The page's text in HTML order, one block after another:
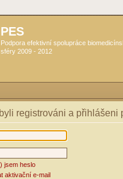
PES
Podpora efektivní spolupráce
sféry 2009 - 2012
registrováni a přihlášeni
jsem heslo
aktivační e-mail